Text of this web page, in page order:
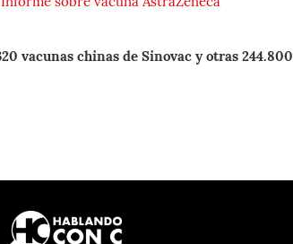
sobre vacuna AstraZeneca
vacunas chinas de Sinovac y otras 244.800